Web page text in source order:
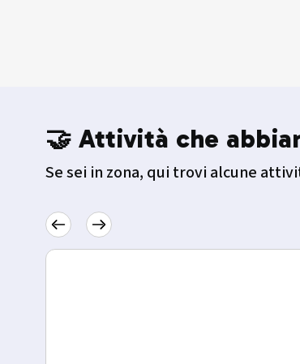
🤝 Attività che
Se sei in zona, qui trovi alcune